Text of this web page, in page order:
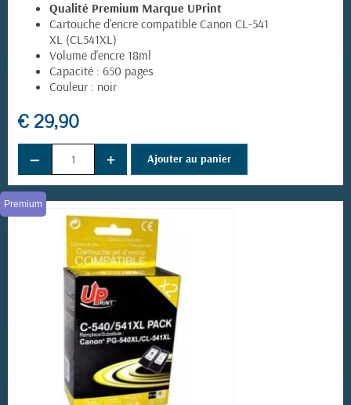
Qualité Premium Marque UPrint
Cartouche d'encre compatible Canon CL-541
XL (CL541XL)
Volume d'encre 18ml
Capacité : 650 pages
Couleur : noir
€ 29,90
− + Ajouter au panier
Premium